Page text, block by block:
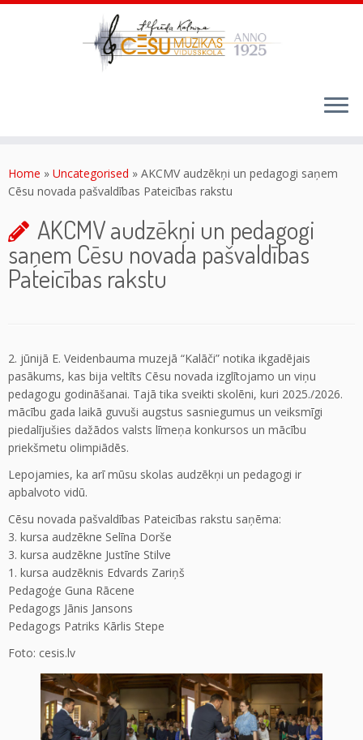
Skip
Home » Uncategorised » AKCMV audzēkņi un pedagogi saņem
Cēsu novada pašvaldības Pateicības rakstu
AKCMV audzēkņi un pedagogi
saņem Cēsu novada pašvaldības
Pateicības rakstu
2. jūnijā E. Veidenbauma muzejā “Kalāči” notika ikgadējais
pasākums, kas bija veltīts Cēsu novada izglītojamo un viņu
pedagogu godināšanai. Tajā tika sveikti skolēni, kuri 2025./2026.
mācību gada laikā guvuši augstus sasniegumus un veiksmīgi
piedalījušies dažādos valsts līmeņa konkursos un mācību
priekšmetu olimpiādēs.
Lepojamies, ka arī mūsu skolas audzēkņi un pedagogi ir
apbalvoto vidū.
Cēsu novada pašvaldības Pateicības rakstu saņēma:
3. kursa audzēkne Selīna Dorše
3. kursa audzēkne Justīne Stilve
1. kursa audzēknis Edvards Zariņš
Pedagoģe Guna Rācene
Pedagogs Jānis Jansons
Pedagogs Patriks Kārlis Stepe
Foto: cesis.lv